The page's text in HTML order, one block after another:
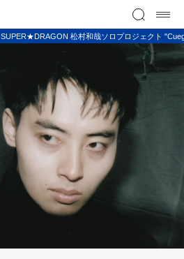
SUPER★DRAGON 松村和哉ソロプロジェクト